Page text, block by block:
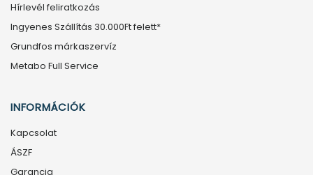
Hírlevél feliratkozás
Ingyenes Szállítás 30.000Ft felett*
Grundfos márkaszervíz
Metabo Full Service
INFORMÁCIÓK
Kapcsolat
ÁSZF
Garancia